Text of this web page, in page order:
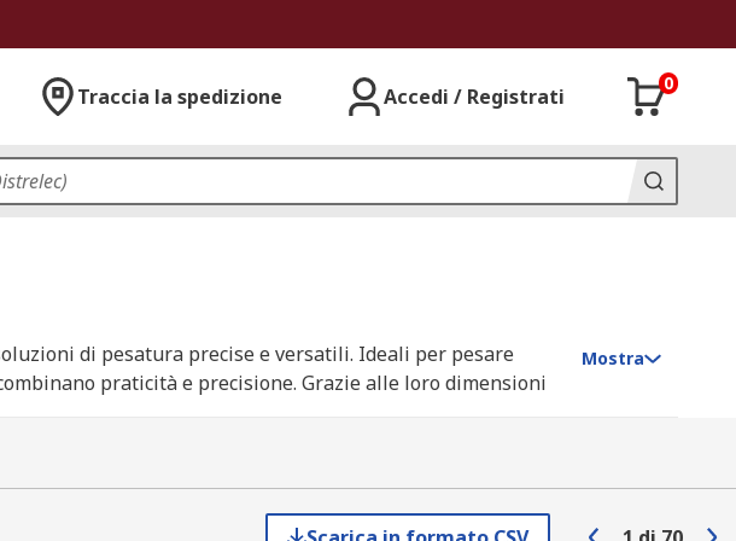
Traccia la spedizione Accedi / Registrati
0
di pesatura precise e versatili. Ideali per pesare
praticità e precisione. Grazie alle loro dimensioni
massima accuratezza.
Mostra